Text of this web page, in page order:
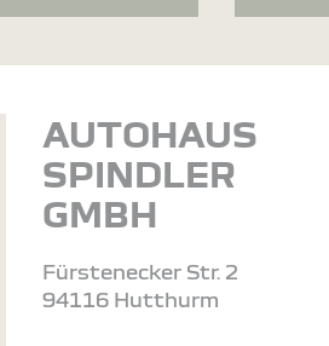
AUTOHAUS
SPINDLER
GMBH
Fürstenecker Str. 2
94116 Hutthurm